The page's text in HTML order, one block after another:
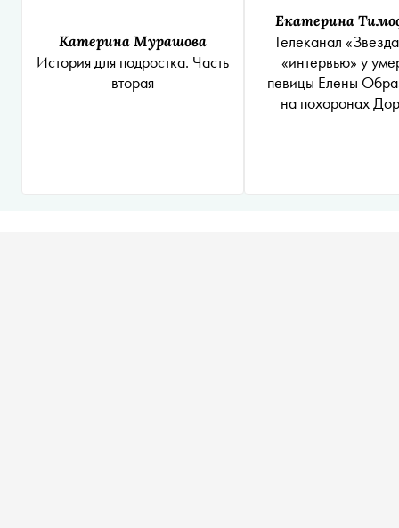
Катерина Мурашова
История для подростка. Часть
вторая
Екатерина
Телеканал
«интервью» у
певицы Елены
на похоронах